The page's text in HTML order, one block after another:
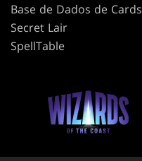
Base de Dados de Cards
Secret Lair
SpellTable